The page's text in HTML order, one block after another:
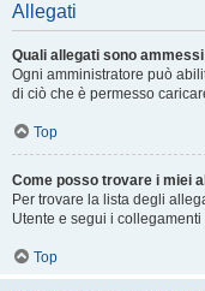
Allegati
Quali allegati sono
Ogni amministratore può
di ciò che è permesso
Top
Come posso trovare i miei
Per trovare la lista degli
Utente e segui i
Top